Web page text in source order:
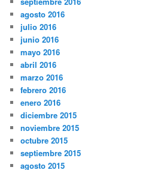
agosto 2016
julio 2016
junio 2016
mayo 2016
abril 2016
marzo 2016
febrero 2016
enero 2016
diciembre 2015
noviembre 2015
octubre 2015
septiembre 2015
agosto 2015